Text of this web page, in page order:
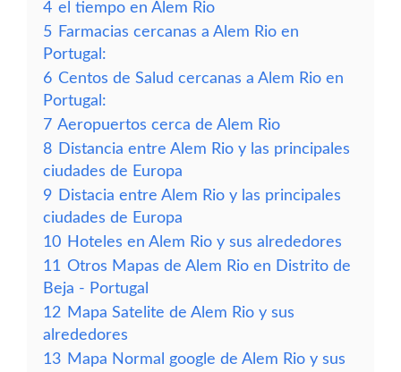
4 el tiempo en Alem Rio
5 Farmacias cercanas a Alem Rio en
Portugal:
6 Centos de Salud cercanas a Alem Rio en
Portugal:
7 Aeropuertos cerca de Alem Rio
8 Distancia entre Alem Rio y las principales
ciudades de Europa
9 Distacia entre Alem Rio y las principales
ciudades de Europa
10 Hoteles en Alem Rio y sus alrededores
11 Otros Mapas de Alem Rio en Distrito de
Beja - Portugal
12 Mapa Satelite de Alem Rio y sus
alrededores
13 Mapa Normal google de Alem Rio y sus